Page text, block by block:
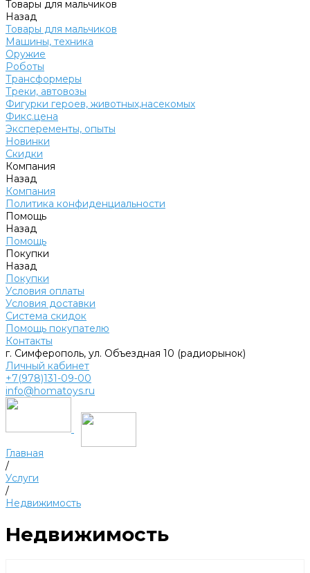
Товары для мальчиков
Назад
Товары для мальчиков
Машины, техника
Оружие
Роботы
Трансформеры
Треки, автовозы
Фигурки героев, животных,насекомых
Фикс.цена
Эксперементы, опыты
Новинки
Скидки
Компания
Назад
Компания
Политика конфиденциальности
Помощь
Назад
Помощь
Покупки
Назад
Покупки
Условия оплаты
Условия доставки
Система скидок
Помощь покупателю
Контакты
г. Симферополь, ул. Объездная 10 (радиорынок)
Личный кабинет
+7(978)131-09-00
info@homatoys.ru
Главная
/
Услуги
/
Недвижимость
Недвижимость